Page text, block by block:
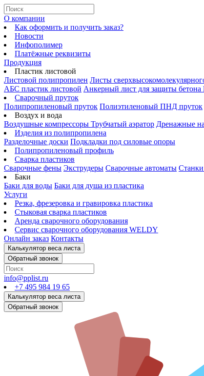
О компании
Как оформить и получить заказ?
Новости
Инфополимер
Платёжные реквизиты
Продукция
Пластик листовой
Листовой полипропилен Листы
АБС пластик листовой Анкерный лист для защиты бетона
Сварочный пруток
Полипропиленовый пруток Полиэтиленовый ПНД пруток
Воздух и вода
Воздушные компрессоры Трубчатый аэратор Дренажные
Изделия из полипропилена
Разделочные доски Подкладки под силовые опоры
Полипропиленовый профиль
Сварка пластиков
Сварочные фены Экструдеры Сварочные автоматы
Баки
Баки для воды Баки для душа из пластика
Услуги
Резка, фрезеровка и гравировка пластика
Стыковая сварка пластиков
Аренда сварочного оборудования
Сервис сварочного оборудования WELDY
Онлайн заказ Контакты
info@pplist.ru
+7 495 984 19 65